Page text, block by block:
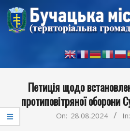
Skip
content
NavigationПетиція щодо
протиповітряної оборони
On: 28.08.2024 In: